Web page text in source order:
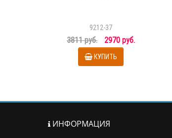
9212-37
3811 руб. 2970 руб.
КУПИТЬ
ИНФОРМАЦИЯ